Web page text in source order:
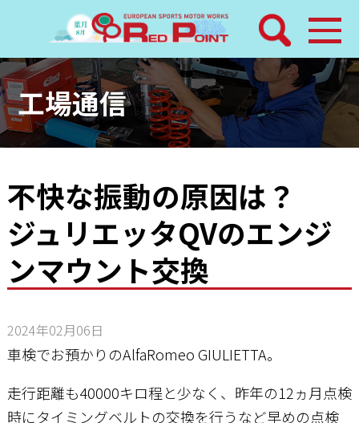
検索
ホーム
トピックス
レッドポイントパーツ
その他サービス
工場通信
お問い合わせ
工場通信
不快な振動の原因は？
ジュリエッタQVのエンジ
ンマウント交換
2024年02月06日
車検でお預かりのAlfaRomeo GIULIETTA。
走行距離も40000キロ程と少なく、昨年の12ヵ月点検
時にタイミングベルトの交換を行うなど早めの点検